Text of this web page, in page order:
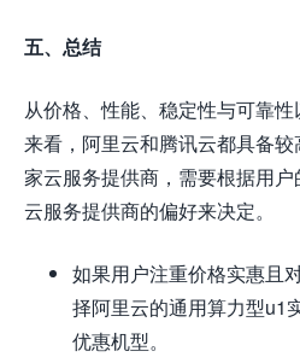
五、总结
从价格、性能、稳定性与可靠
来看，阿里云和腾讯云都具备
家云服务提供商，需要根据用
云服务提供商的偏好来决定。
如果用户注重价格实惠且
择阿里云的通用算力型u1
优惠机型。